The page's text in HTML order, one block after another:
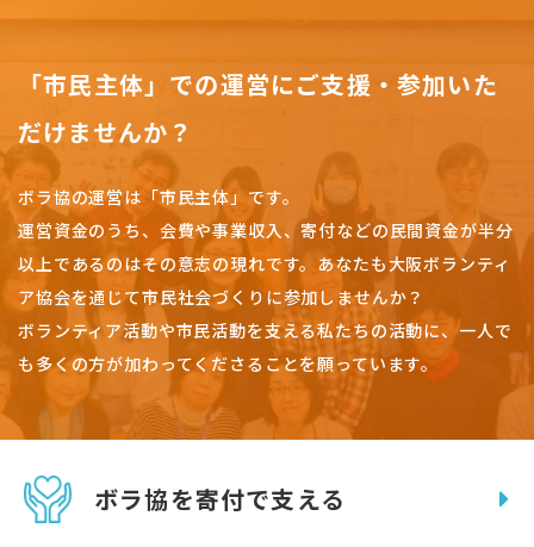
「市民主体」での運営にご支援・参加いた
だけませんか？
ボラ協の運営は「市民主体」です。
運営資金のうち、会費や事業収入、寄付などの民間資金が半分
以上であるのはその意志の現れです。 あなたも大阪ボランティ
ア協会を通じて市民社会づくりに参加しませんか？
ボランティア活動や市民活動を支える私たちの活動に、一人で
も多くの方が加わってくださることを願っています。
ボラ協を寄付で支える